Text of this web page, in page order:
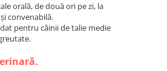
orală, de două ori pe zi, la
convenabilă.
pentru câinii de talie medie